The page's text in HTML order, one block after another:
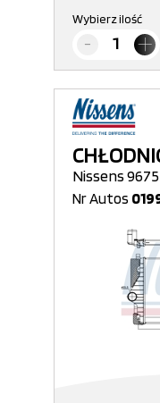
Wybierz ilość
Nissens
Nr Autos